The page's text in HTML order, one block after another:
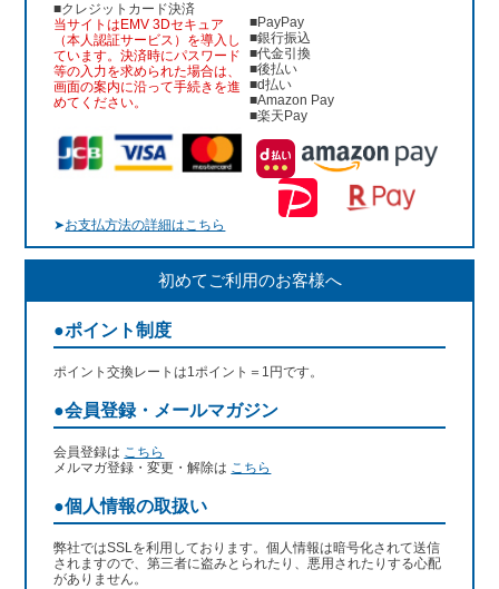
■クレジットカード決済
当サイトはEMV 3Dセキュア
（本人認証サービス）を導入し
ています。決済時にパスワード
等の入力を求められた場合は、
画面の案内に沿って手続きを進
めてください。
■PayPay
■銀行振込
■代金引換
■後払い
■d払い
■Amazon Pay
■楽天Pay
➤お支払方法の詳細はこちら
初めてご利用のお客様へ
●ポイント制度
ポイント交換レートは1ポイント＝1円です。
●会員登録・メールマガジン
会員登録は こちら
メルマガ登録・変更・解除は こちら
●個人情報の取扱い
弊社ではSSLを利用しております。個人情報は暗号化されて送信
されますので、第三者に盗みとられたり、悪用されたりする心配
がありません。